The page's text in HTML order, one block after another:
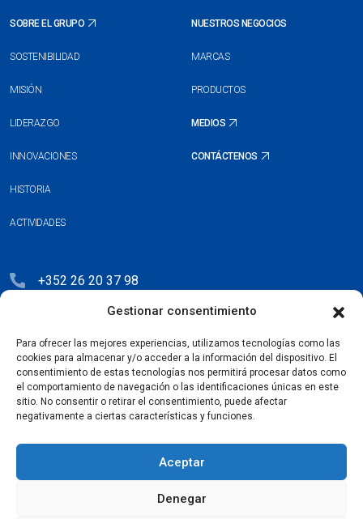
Gestionar consentimiento
Para ofrecer las mejores experiencias, utilizamos tecnologías como las
cookies para almacenar y/o acceder a la información del dispositivo. El
consentimiento de estas tecnologías nos permitirá procesar datos como
el comportamiento de navegación o las identificaciones únicas en este
sitio. No consentir o retirar el consentimiento, puede afectar
negativamente a ciertas características y funciones.
Aceptar
Denegar
SOBRE EL GRUPO
SOSTENIBILIDAD
MISIÓN
LIDERAZGO
INNOVACIONES
HISTORIA
ACTIVIDADES
NUESTROS NEGOCIOS
MARCAS
PRODUCTOS
MEDIOS
CONTÁCTENOS
+352 26 20 37 98
hello@blauberg-group.com
28, avenue Pasteur, L-2310 Luxembourg
Registration: R.C.S. B222893
Acuerdo de licencia